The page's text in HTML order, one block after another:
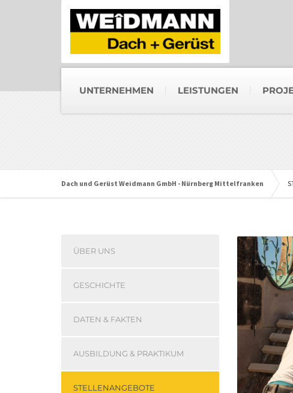
UNTERNEHMEN LEISTUNGEN
Dach und Gerüst Weidmann GmbH - Nürnberg Mittelfranken
ÜBER UNS
GESCHICHTE
DATEN & FAKTEN
AUSBILDUNG & PRAKTIKUM
STELLENANGEBOTE